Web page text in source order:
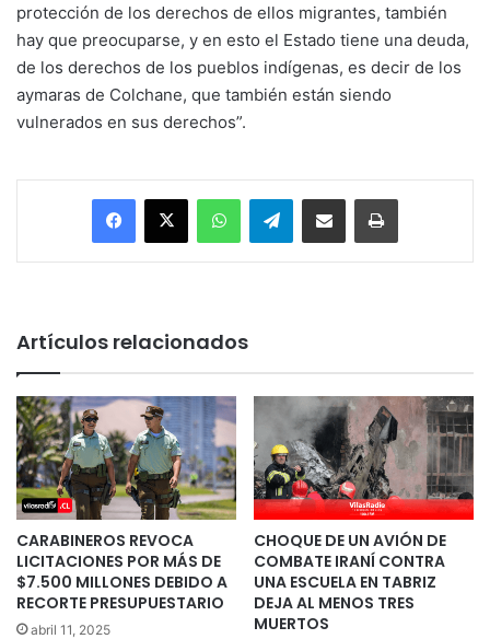
protección de los derechos de ellos migrantes, también
hay que preocuparse, y en esto el Estado tiene una deuda,
de los derechos de los pueblos indígenas, es decir de los
aymaras de Colchane, que también están siendo
vulnerados en sus derechos”.
Facebook
X WhatsAppTelegramEnviar vía email Imprimir
Artículos relacionados
CARABINEROS REVOCA
LICITACIONES POR MÁS DE
$7.500 MILLONES DEBIDO A
RECORTE PRESUPUESTARIO
abril 11, 2025
CHOQUE DE UN AVIÓN DE
COMBATE IRANÍ CONTRA
UNA ESCUELA EN TABRIZ
DEJA AL MENOS TRES
MUERTOS